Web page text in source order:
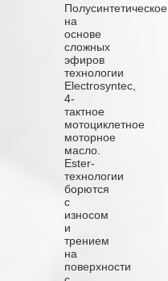
Полусинтетическое,
на
основе
сложных
эфиров
технологии
Electrosyntec,
4-
тактное
мотоциклетное
моторное
масло.
Ester-
технологии
борются
с
износом
и
трением
на
поверхности